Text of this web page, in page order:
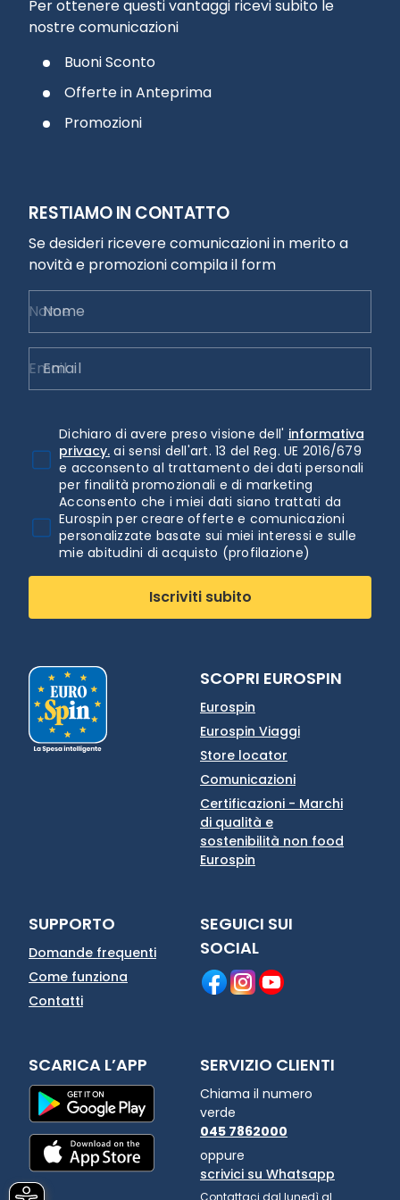
Per ottenere questi vantaggi ricevi subito le
nostre comunicazioni
Buoni Sconto
Offerte in Anteprima
Promozioni
RESTIAMO IN CONTATTO
Se desideri ricevere comunicazioni in merito a
novità e promozioni compila il form
Nome
Email
Dichiaro di avere preso visione dell' informativa
privacy. ai sensi dell'art. 13 del Reg. UE 2016/679
e acconsento al trattamento dei dati personali
per finalità promozionali e di marketing
Acconsento che i miei dati siano trattati da
Eurospin per creare offerte e comunicazioni
personalizzate basate sui miei interessi e sulle
mie abitudini di acquisto (profilazione)
Iscriviti subito
SCOPRI EUROSPIN
Eurospin
Eurospin Viaggi
Store locator
Comunicazioni
Certificazioni - Marchi
di qualità e
sostenibilità non food
Eurospin
SUPPORTO
Domande frequenti
Come funziona
Contatti
SEGUICI SUI
SOCIAL
SCARICA L’APP SERVIZIO CLIENTI
Chiama il numero
verde
045 7862000
oppure
scrivici su Whatsapp
Contattaci dal lunedì al